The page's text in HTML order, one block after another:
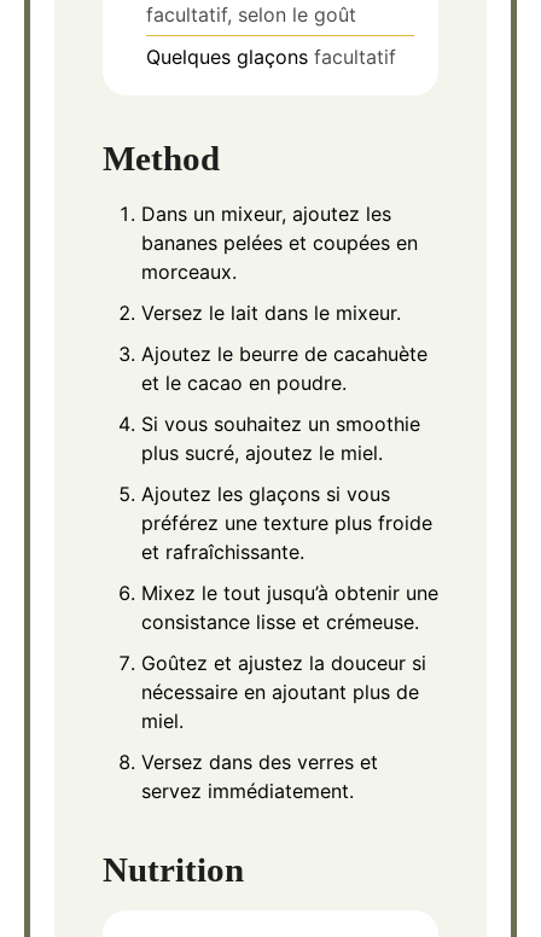
facultatif, selon le goût
Quelques glaçons facultatif
Method
Dans un mixeur, ajoutez les
bananes pelées et coupées en
morceaux.
Versez le lait dans le mixeur.
Ajoutez le beurre de cacahuète
et le cacao en poudre.
Si vous souhaitez un smoothie
plus sucré, ajoutez le miel.
Ajoutez les glaçons si vous
préférez une texture plus froide
et rafraîchissante.
Mixez le tout jusqu’à obtenir une
consistance lisse et crémeuse.
Goûtez et ajustez la douceur si
nécessaire en ajoutant plus de
miel.
Versez dans des verres et
servez immédiatement.
Nutrition